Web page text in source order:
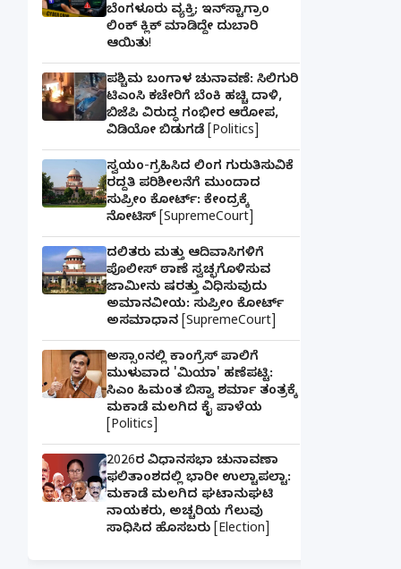
ಬೆಂಗಳೂರು ವ್ಯಕ್ತಿ; ಇನ್‌ಸ್ಟಾಗ್ರಾಂ
ಲಿಂಕ್ ಕ್ಲಿಕ್ ಮಾಡಿದ್ದೇ ದುಬಾರಿ
ಆಯಿತು!
ಪಶ್ಚಿಮ ಬಂಗಾಳ ಚುನಾವಣೆ: ಸಿಲಿಗುರಿ
ಟಿಎಂಸಿ ಕಚೇರಿಗೆ ಬೆಂಕಿ ಹಚ್ಚಿ ದಾಳಿ,
ಬಿಜೆಪಿ ವಿರುದ್ಧ ಗಂಭೀರ ಆರೋಪ,
ವಿಡಿಯೋ ಬಿಡುಗಡೆ [Politics]
ಸ್ವಯಂ-ಗ್ರಹಿಸಿದ ಲಿಂಗ ಗುರುತಿಸುವಿಕೆ
ರದ್ದತಿ ಪರಿಶೀಲನೆಗೆ ಮುಂದಾದ
ಸುಪ್ರೀಂ ಕೋರ್ಟ್: ಕೇಂದ್ರಕ್ಕೆ
ನೋಟಿಸ್ [SupremeCourt]
ದಲಿತರು ಮತ್ತು ಆದಿವಾಸಿಗಳಿಗೆ
ಪೊಲೀಸ್ ಠಾಣೆ ಸ್ವಚ್ಛಗೊಳಿಸುವ
ಜಾಮೀನು ಷರತ್ತು ವಿಧಿಸುವುದು
ಅಮಾನವೀಯ: ಸುಪ್ರೀಂ ಕೋರ್ಟ್
ಅಸಮಾಧಾನ [SupremeCourt]
ಅಸ್ಸಾಂನಲ್ಲಿ ಕಾಂಗ್ರೆಸ್ ಪಾಲಿಗೆ
ಮುಳುವಾದ 'ಮಿಯಾ' ಹಣೆಪಟ್ಟಿ:
ಸಿಎಂ ಹಿಮಂತ ಬಿಸ್ವಾ ಶರ್ಮಾ ತಂತ್ರಕ್ಕೆ
ಮಕಾಡೆ ಮಲಗಿದ ಕೈ ಪಾಳೆಯ
[Politics]
2026ರ ವಿಧಾನಸಭಾ ಚುನಾವಣಾ
ಫಲಿತಾಂಶದಲ್ಲಿ ಭಾರೀ ಉಲ್ಟಾಪಲ್ಟಾ:
ಮಕಾಡೆ ಮಲಗಿದ ಘಟಾನುಘಟಿ
ನಾಯಕರು, ಅಚ್ಚರಿಯ ಗೆಲುವು
ಸಾಧಿಸಿದ ಹೊಸಬರು [Election]